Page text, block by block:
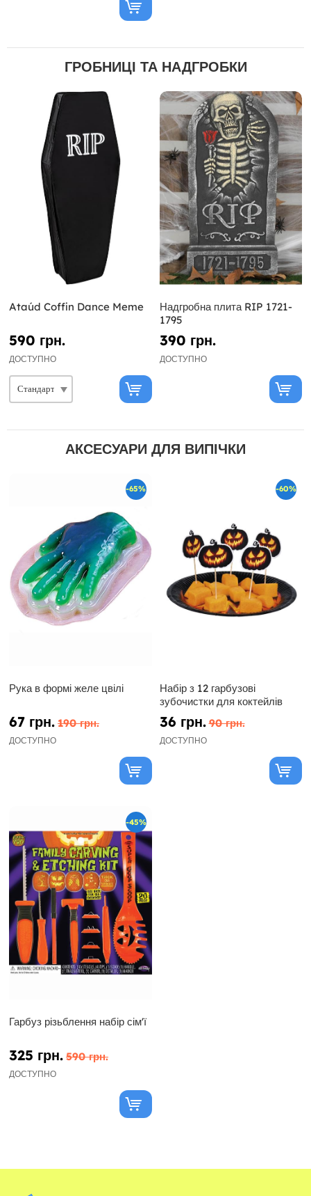
ГРОБНИЦІ ТА НАДГРОБКИ
Ataúd Coffin Dance Meme
590 грн.
ДОСТУПНО
Надгробна плита RIP 1721-
1795
390 грн.
ДОСТУПНО
АКСЕСУАРИ ДЛЯ ВИПІЧКИ
-65%
Рука в формі желе цвілі
67 грн. 190 грн.
ДОСТУПНО
-60%
Набір з 12 гарбузові
зубочистки для коктейлів
36 грн. 90 грн.
ДОСТУПНО
-45%
Гарбуз різьблення набір сім'ї
325 грн. 590 грн.
ДОСТУПНО